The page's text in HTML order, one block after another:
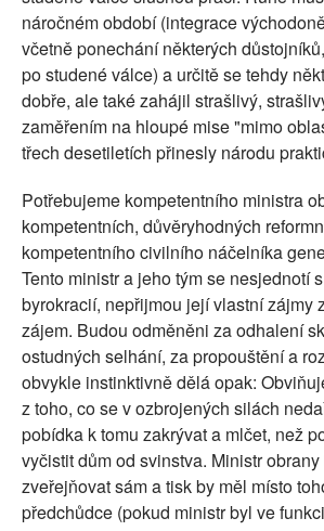
náročném období (integrace
včetně ponechání některých
po studené válce) a určitě se tehdy
dobře, ale také zahájil strašlivý,
zaměřením na hloupé mise "mimo
třech desetiletích přinesly národu
Potřebujeme kompetentního ministra
kompetentních, důvěryhodných
kompetentního civilního náčelníka
Tento ministr a jeho tým se nesjednotí
byrokracií, nepřijmou její vlastní zájmy
zájem. Budou odměněni za odhalení
ostudných selhání, za propouštění a
obvykle instinktivně dělá opak:
z toho, co se v ozbrojených silách
pobídka k tomu zakrývat a mlčet, než
vyčistit dům od svinstva. Ministr
zveřejňovat sám a tisk by měl místo
předchůdce (pokud ministr byl ve